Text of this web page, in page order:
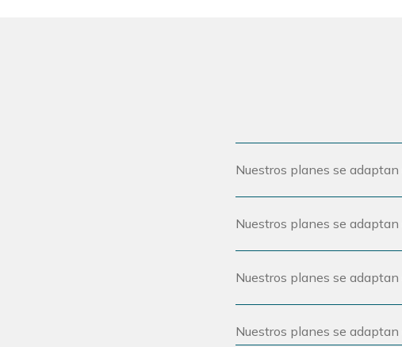
Nuestros planes se
Nuestros planes se
Nuestros planes se
Nuestros planes se